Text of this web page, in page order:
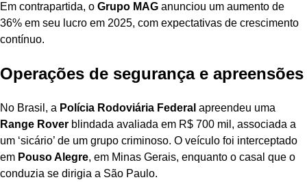
Em contrapartida, o Grupo MAG anunciou um aumento de
36% em seu lucro em 2025, com expectativas de crescimento
contínuo.
Operações de segurança e apreensões
No Brasil, a Polícia Rodoviária Federal apreendeu uma
Range Rover blindada avaliada em R$ 700 mil, associada a
um ‘sicário’ de um grupo criminoso. O veículo foi interceptado
em Pouso Alegre, em Minas Gerais, enquanto o casal que o
conduzia se dirigia a São Paulo.